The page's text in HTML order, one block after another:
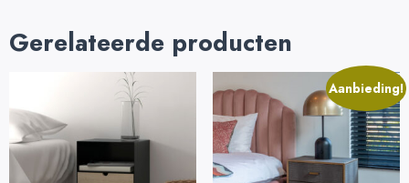
Gerelateerde producten
Aanbieding!